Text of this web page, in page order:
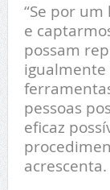
“Se por
e
possam
pessoas
eficaz
acrescenta.